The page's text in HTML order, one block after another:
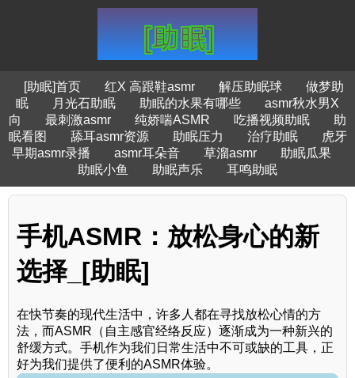
[助眠]首页 红X 高跟鞋asmr 解压助眠球
做梦助
眠
月光石助眠 助眠的水果有哪些
asmr秋水男X
向
最刺激asmr 纯娇喘ASMR 吃播视频助眠
助
眠看图
舔耳asmr资源 助眠压力 治疗助眠
虎牙
早期asmr录播
asmr耳朵音 草溜asmr
助眠瓜果
助眠小鱼
助眠声乐 耳鸣助眠
手机ASMR：放松身心的新
选择_[助眠]
在快节奏的现代生活中，许多人都在寻找放松心情的方
法，而ASMR（自主感官经络反应）逐渐成为一种新兴的
舒缓方式。手机作为我们日常生活中不可或缺的工具，正
好为我们提供了便利的ASMR体验。